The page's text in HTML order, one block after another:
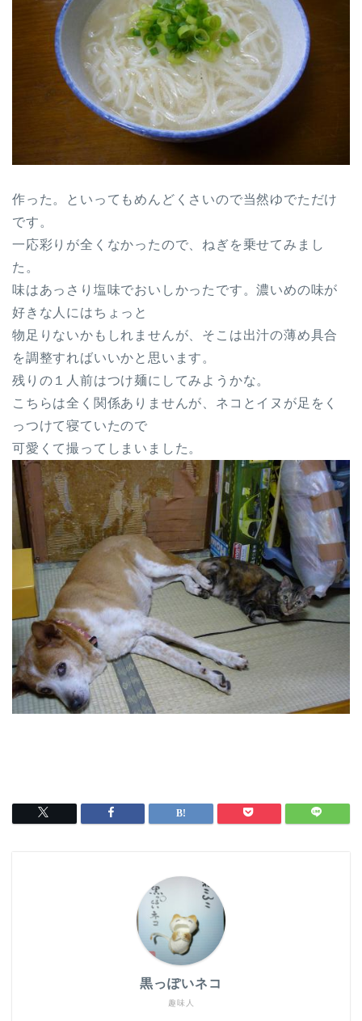
作った。といってもめんどくさいので当然ゆでただけ
です。
一応彩りが全くなかったので、ねぎを乗せてみまし
た。
味はあっさり塩味でおいしかったです。濃いめの味が
好きな人にはちょっと
物足りないかもしれませんが、そこは出汁の薄め具合
を調整すればいいかと思います。
残りの１人前はつけ麺にしてみようかな。
こちらは全く関係ありませんが、ネコとイヌが足をく
っつけて寝ていたので
可愛くて撮ってしまいました。
趣味人
黒っぽいネコ